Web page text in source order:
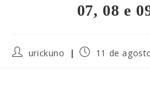
07, 08 e
urickuno 11 de